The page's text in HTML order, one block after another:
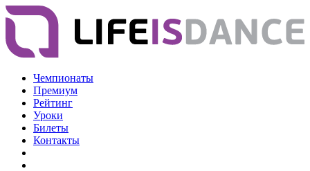
Чемпионаты
Премиум
Рейтинг
Уроки
Билеты
Контакты